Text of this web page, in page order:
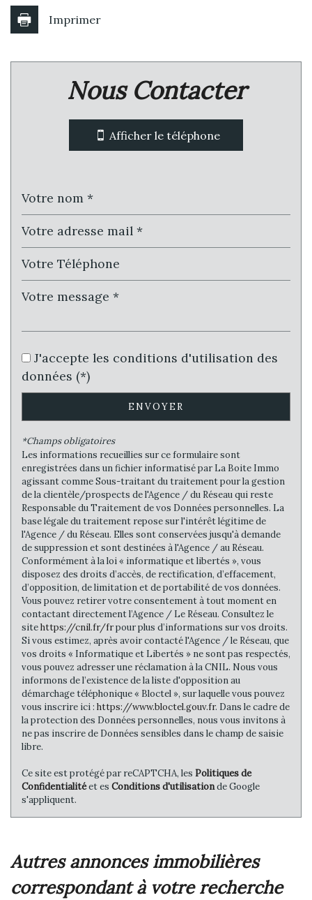
École maternelle
statistiques
Taxe habitation
Taxe foncière
Habitants de moins de 25 ans
28,48 %
Habitants de 25 à 55 ans
Habitants de plus de 55 ans
Familles avec 1 ou 2 enfants
81,25 %
Maisons
Imprimer
Nous Contacter
Afficher le téléphone
J'accepte les conditions d'utilisation des
données (*)
ENVOYER
*Champs obligatoires
Les informations recueillies sur ce formulaire sont
enregistrées dans un fichier informatisé par La Boite Immo
agissant comme Sous-traitant du traitement pour la gestion
de la clientèle/prospects de l'Agence / du Réseau qui reste
Responsable du Traitement de vos Données personnelles. La
base légale du traitement repose sur l'intérêt légitime de
l'Agence / du Réseau. Elles sont conservées jusqu'à demande
de suppression et sont destinées à l'Agence / au Réseau.
Conformément à la loi « informatique et libertés », vous
disposez des droits d’accès, de rectification, d’effacement,
d’opposition, de limitation et de portabilité de vos données.
Vous pouvez retirer votre consentement à tout moment en
contactant directement l’Agence / Le Réseau. Consultez le
sitehttps://cnil.fr/frpour plus d’informations sur vos droits.
Si vous estimez, après avoir contacté l'Agence / le Réseau, que
vos droits « Informatique et Libertés » ne sont pas respectés,
vous pouvez adresser une réclamation à la CNIL. Nous vous
informons de l’existence de la liste d'opposition au
démarchage téléphonique « Bloctel », sur laquelle vous pouvez
vous inscrire ici : https://www.bloctel.gouv.fr. Dans le cadre de
la protection des Données personnelles, nous vous invitons à
ne pas inscrire de Données sensibles dans le champ de saisie
libre.
Ce site est protégé par reCAPTCHA, les Politiques de
Confidentialitéet es Conditions d'utilisationde Google
s'appliquent.
autres annonces immobilières
correspondant à votre recherche